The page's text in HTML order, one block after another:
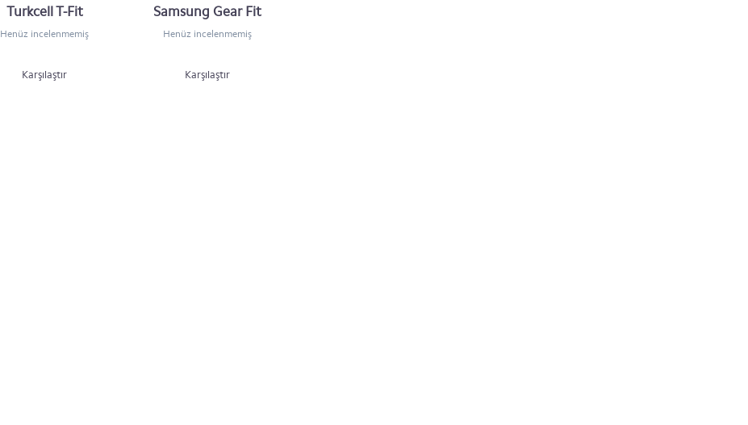
Turkcell T-Fit
Henüz incelenmemiş
Karşılaştır
Samsung Gear Fit
Henüz incelenmemiş
Karşılaştır